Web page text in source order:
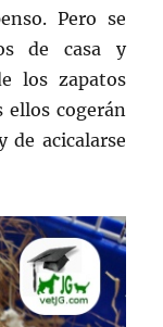
Pero se
de casa y
los zapatos
ellos cogerán
de acicalarse